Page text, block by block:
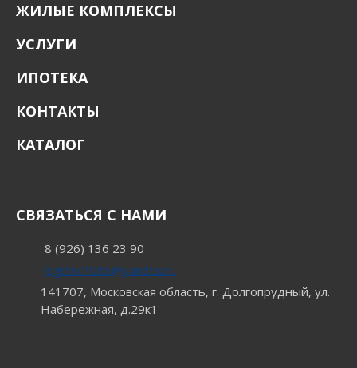
ЖИЛЫЕ КОМПЛЕКСЫ
УСЛУГИ
ИПОТЕКА
КОНТАКТЫ
КАТАЛОГ
СВЯЗАТЬСЯ С НАМИ
8 (926) 136 23 90
logistic1985@yandex.ru
141707, Московская область, г. Долгопрудный, ул.
Набережная, д.29к1